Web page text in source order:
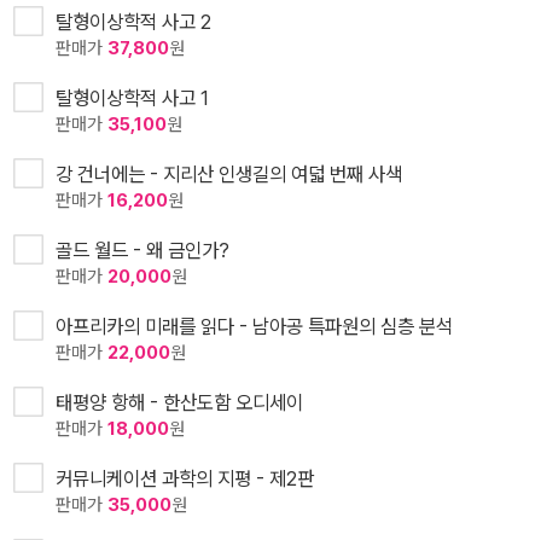
탈형이상학적 사고 2
판매가 37,800원
탈형이상학적 사고 1
판매가 35,100원
강 건너에는 - 지리산 인생길의 여덟 번째 사색
판매가 16,200원
골드 월드 - 왜 금인가?
판매가 20,000원
아프리카의 미래를 읽다 - 남아공 특파원의 심층 분석
판매가 22,000원
태평양 항해 - 한산도함 오디세이
판매가 18,000원
커뮤니케이션 과학의 지평 - 제2판
판매가 35,000원